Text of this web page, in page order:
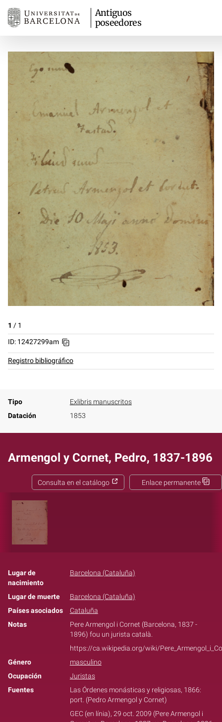
Antiguos
poseedores
1 / 1
ID: 12427299am
Registro bibliográfico
Tipo
Exlibris manuscritos
Datación
1853
Armengol y Cornet, Pedro, 1837-1896
Enlace permanente
Consulta en el catálogo
Lugar de
nacimiento
Barcelona (Cataluña)
Lugar de muerte
Barcelona (Cataluña)
Países asociados
Cataluña
Notas
Pere Armengol i Cornet (Barcelona, 1837 -
1896) fou un jurista català.
https://ca.wikipedia.org/wiki/
Género
masculino
Ocupación
Juristas
Fuentes
Las Órdenes monásticas y religiosas, 1866:
port. (Pedro Armengol y Cornet)
GEC (en línia), 29 oct. 2009 (Pere Armengol i